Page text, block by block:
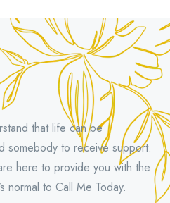
that life can be
somebody to receive support.
here to provide you with the
normal to Call Me Today.